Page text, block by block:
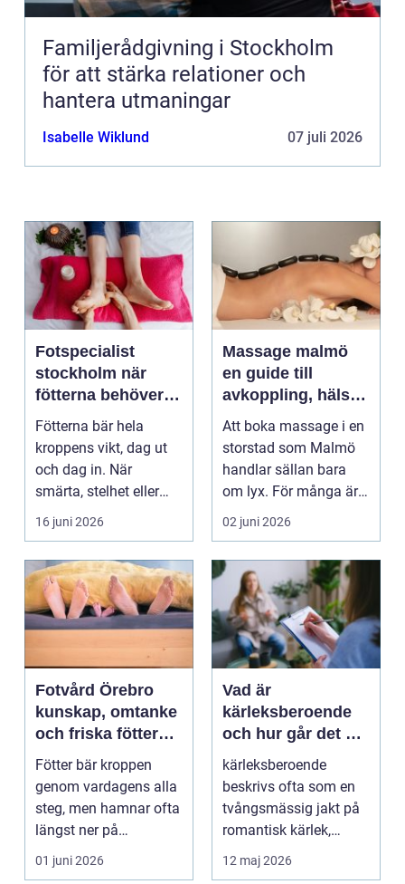
Familjerådgivning i Stockholm
för att stärka relationer och
hantera utmaningar
Isabelle Wiklund 07 juli 2026
Fotspecialist
stockholm när
fötterna behöver
mer än vila
Fötterna bär hela
kroppens vikt, dag ut
och dag in. När
smärta, stelhet eller
felställningar uppstår...
16 juni 2026
Massage malmö
en guide till
avkoppling, hälsa
och välmående
Att boka massage i en
storstad som Malmö
handlar sällan bara
om lyx. För många är
det ett sätt att h...
02 juni 2026
Fotvård Örebro
kunskap, omtanke
och friska fötter
året runt
Fötter bär kroppen
genom vardagens alla
steg, men hamnar ofta
längst ner på
prioriteringslistan.
Mån...
01 juni 2026
Vad är
kärleksberoende
och hur går det att
bryta mönstret?
kärleksberoende
beskrivs ofta som en
tvångsmässig jakt på
romantisk kärlek,
närhet eller
bekräftelse...
12 maj 2026